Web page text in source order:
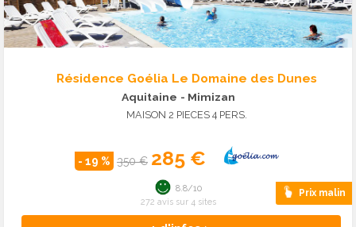
Résidence Goélia Le Domaine des Dunes
Aquitaine - Mimizan
MAISON 2 PIECES 4 PERS.
- 19 % 350 € 285 €
Prix malin
8.8/10
272 avis sur 4 sites